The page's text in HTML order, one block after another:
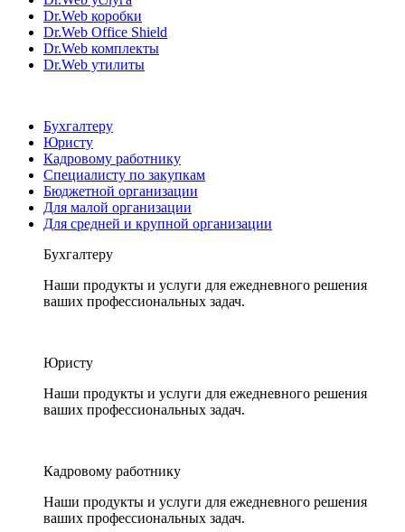
Dr.Web коробки
Dr.Web Office Shield
Dr.Web комплекты
Dr.Web утилиты
Бухгалтеру
Юристу
Кадровому работнику
Специалисту по закупкам
Бюджетной организации
Для малой организации
Для средней и крупной организации
Бухгалтеру
Наши продукты и услуги для ежедневного решения
ваших профессиональных задач.
Юристу
Наши продукты и услуги для ежедневного решения
ваших профессиональных задач.
Кадровому работнику
Наши продукты и услуги для ежедневного решения
ваших профессиональных задач.